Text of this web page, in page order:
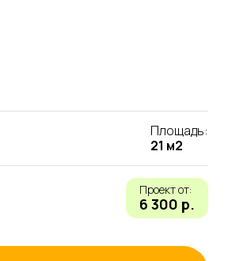
Площадь:
21 м2
Проект от:
6 300 р.